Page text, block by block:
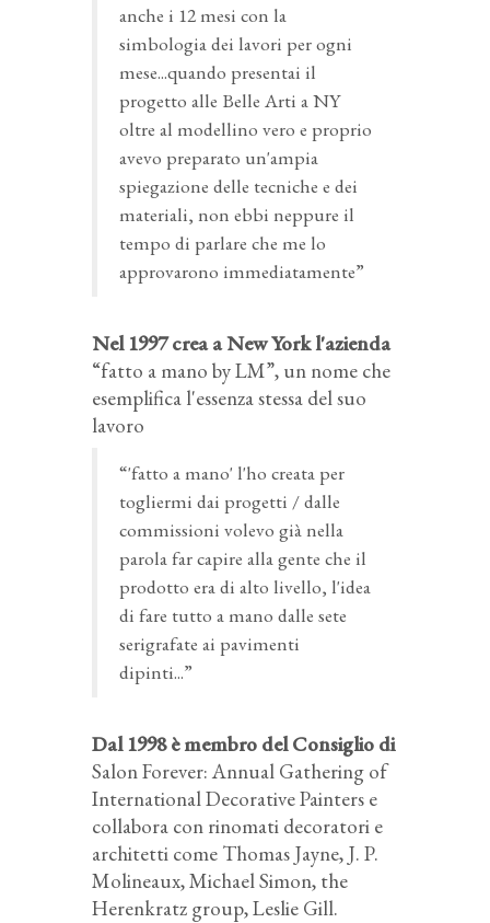
anche i 12 mesi con la
simbologia dei lavori per ogni
mese...quando presentai il
progetto alle Belle Arti a NY
oltre al modellino vero e proprio
avevo preparato un'ampia
spiegazione delle tecniche e dei
materiali, non ebbi neppure il
tempo di parlare che me lo
approvarono immediatamente”
Nel 1997 crea a New York l'azienda
“fatto a mano by LM”, un nome che
esemplifica l'essenza stessa del suo
lavoro
“'fatto a mano' l'ho creata per
togliermi dai progetti / dalle
commissioni volevo già nella
parola far capire alla gente che il
prodotto era di alto livello, l'idea
di fare tutto a mano dalle sete
serigrafate ai pavimenti
dipinti...”
Dal 1998 è membro del Consiglio di
Salon Forever: Annual Gathering of
International Decorative Painters e
collabora con rinomati decoratori e
architetti come Thomas Jayne, J. P.
Molineaux, Michael Simon, the
Herenkratz group, Leslie Gill.